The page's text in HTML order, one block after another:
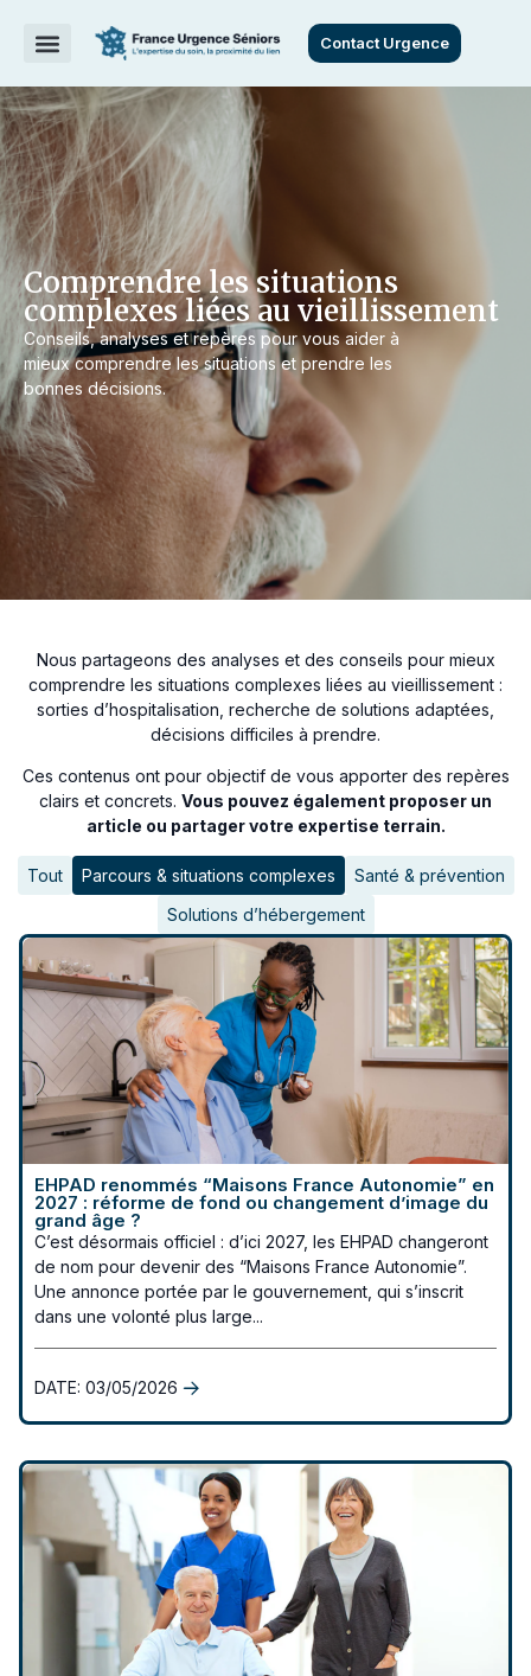
Contact Urgence
Comprendre les situations
complexes liées au vieillissement
Conseils, analyses et repères pour vous aider à
mieux comprendre les situations et prendre les
bonnes décisions.
Nous partageons des analyses et des conseils pour mieux
comprendre les situations complexes liées au vieillissement :
sorties d’hospitalisation, recherche de solutions adaptées,
décisions difficiles à prendre.
Ces contenus ont pour objectif de vous apporter des repères
clairs et concrets. Vous pouvez également proposer un
article ou partager votre expertise terrain.
Parcours & situations complexes
Santé & prévention
Solutions d’hébergement
Tout
EHPAD renommés “Maisons France Autonomie” en
2027 : réforme de fond ou changement d’image du
grand âge ?
C’est désormais officiel : d’ici 2027, les EHPAD changeront
de nom pour devenir des “Maisons France Autonomie”.
Une annonce portée par le gouvernement, qui s’inscrit
dans une volonté plus large...
DATE: 03/05/2026